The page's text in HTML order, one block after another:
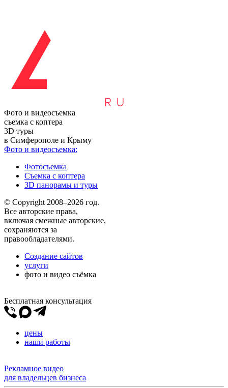
Фото и видеосъемка
съемка с коптера
3D туры
в Симферополе и Крыму
Фото и видеосъемка:
Фотосъемка
Съемка с коптера
3D панорамы и туры
© Copyright 2008–2026 год.
Все авторские права,
включая смежные авторские,
сохраняются за
правообладателями.
Создание сайтов
услуги
фото и видео съёмка
Бесплатная консультация
цены
наши работы
Рекламное видео
для владельцев бизнеса